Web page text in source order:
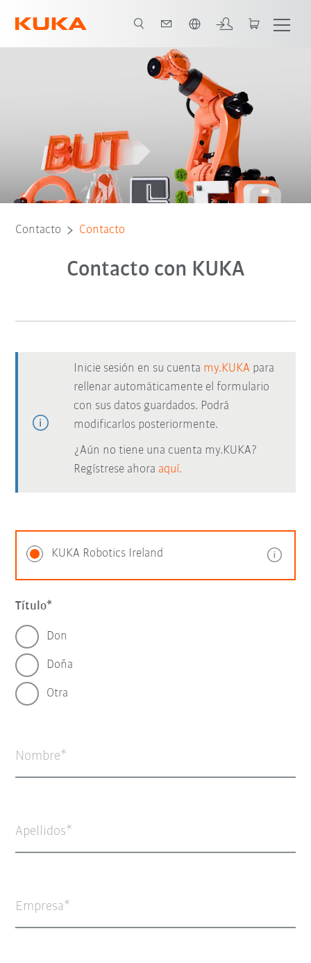
Contacto Contacto
Contacto con KUKA
Inicie sesión en su cuenta my.KUKA para
rellenar automáticamente el formulario
con sus datos guardados. Podrá
modificarlos posteriormente.
¿Aún no tiene una cuenta my.KUKA?
Regístrese ahora aquí.
KUKA Robotics Ireland
Título
Don
Doña
Otra
Nombre
Apellidos
Empresa